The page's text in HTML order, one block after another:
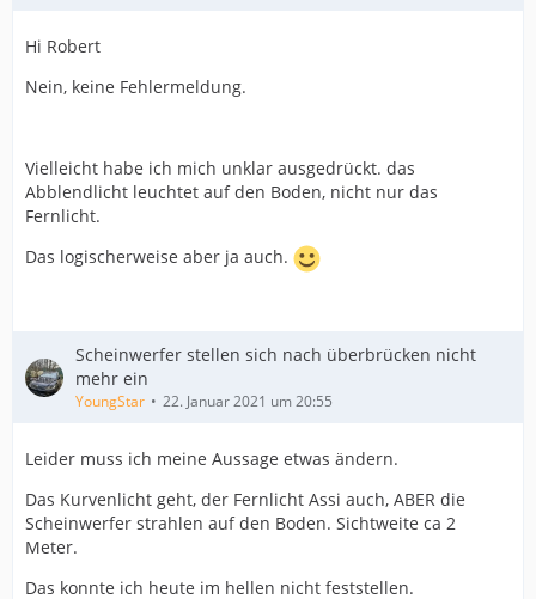
Hi Robert
Nein, keine Fehlermeldung.
Vielleicht habe ich mich unklar ausgedrückt. das
Abblendlicht leuchtet auf den Boden, nicht nur das
Fernlicht.
Das logischerweise aber ja auch.
Scheinwerfer stellen sich nach überbrücken nicht
mehr ein
YoungStar 22. Januar 2021 um 20:55
Leider muss ich meine Aussage etwas ändern.
Das Kurvenlicht geht, der Fernlicht Assi auch, ABER die
Scheinwerfer strahlen auf den Boden. Sichtweite ca 2
Meter.
Das konnte ich heute im hellen nicht feststellen.